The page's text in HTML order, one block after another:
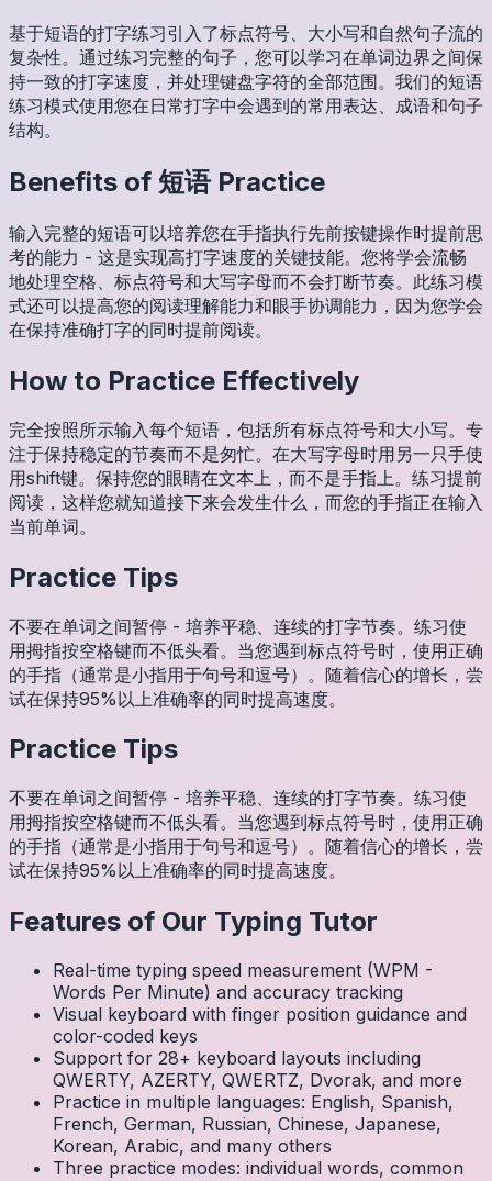
基于短语的打字练习引入了标点符号、大小写和自然句子流的
复杂性。通过练习完整的句子，您可以学习在单词边界之间保
持一致的打字速度，并处理键盘字符的全部范围。我们的短语
练习模式使用您在日常打字中会遇到的常用表达、成语和句子
结构。
Benefits of 短语Practice
输入完整的短语可以培养您在手指执行先前按键操作时提前思
考的能力 - 这是实现高打字速度的关键技能。您将学会流畅
地处理空格、标点符号和大写字母而不会打断节奏。此练习模
式还可以提高您的阅读理解能力和眼手协调能力，因为您学会
在保持准确打字的同时提前阅读。
How to Practice Effectively
完全按照所示输入每个短语，包括所有标点符号和大小写。专
注于保持稳定的节奏而不是匆忙。在大写字母时用另一只手使
用shift键。保持您的眼睛在文本上，而不是手指上。练习提前
阅读，这样您就知道接下来会发生什么，而您的手指正在输入
当前单词。
Practice Tips
不要在单词之间暂停 - 培养平稳、连续的打字节奏。练习使
用拇指按空格键而不低头看。当您遇到标点符号时，使用正确
的手指（通常是小指用于句号和逗号）。随着信心的增长，尝
试在保持95%以上准确率的同时提高速度。
Practice Tips
不要在单词之间暂停 - 培养平稳、连续的打字节奏。练习使
用拇指按空格键而不低头看。当您遇到标点符号时，使用正确
的手指（通常是小指用于句号和逗号）。随着信心的增长，尝
试在保持95%以上准确率的同时提高速度。
Features of Our Typing Tutor
Real-time typing speed measurement (WPM -
Words Per Minute) and accuracy tracking
Visual keyboard with finger position guidance and
color-coded keys
Support for 28+ keyboard layouts including
QWERTY, AZERTY, QWERTZ, Dvorak, and more
Practice in multiple languages: English, Spanish,
French, German, Russian, Chinese, Japanese,
Korean, Arabic, and many others
Three practice modes: individual words, common